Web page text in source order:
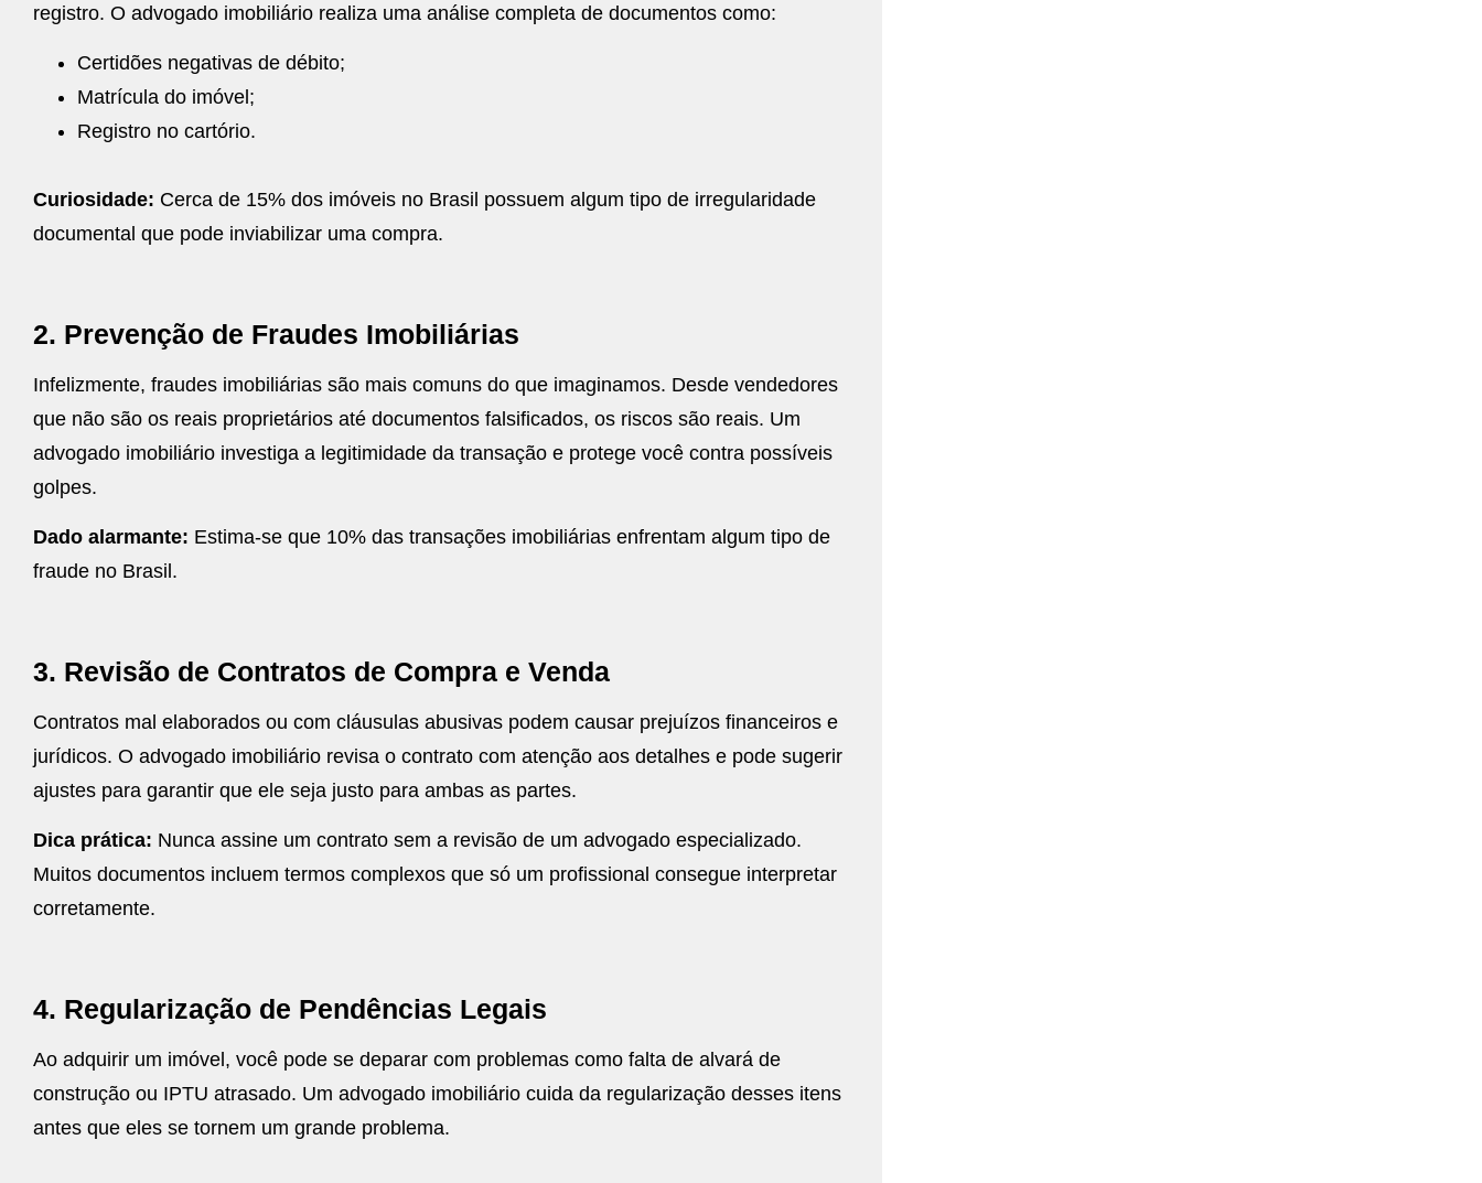
registro. O advogado imobiliário realiza uma análise completa de documentos como:
Certidões negativas de débito;
Matrícula do imóvel;
Registro no cartório.
Curiosidade: Cerca de 15% dos imóveis no Brasil possuem algum tipo de irregularidade
documental que pode inviabilizar uma compra.
2. Prevenção de Fraudes Imobiliárias
Infelizmente, fraudes imobiliárias são mais comuns do que imaginamos. Desde vendedores
que não são os reais proprietários até documentos falsificados, os riscos são reais. Um
advogado imobiliário investiga a legitimidade da transação e protege você contra possíveis
golpes.
Dado alarmante: Estima-se que 10% das transações imobiliárias enfrentam algum tipo de
fraude no Brasil.
3. Revisão de Contratos de Compra e Venda
Contratos mal elaborados ou com cláusulas abusivas podem causar prejuízos financeiros e
jurídicos. O advogado imobiliário revisa o contrato com atenção aos detalhes e pode sugerir
ajustes para garantir que ele seja justo para ambas as partes.
Dica prática: Nunca assine um contrato sem a revisão de um advogado especializado.
Muitos documentos incluem termos complexos que só um profissional consegue interpretar
corretamente.
4. Regularização de Pendências Legais
Ao adquirir um imóvel, você pode se deparar com problemas como falta de alvará de
construção ou IPTU atrasado. Um advogado imobiliário cuida da regularização desses itens
antes que eles se tornem um grande problema.